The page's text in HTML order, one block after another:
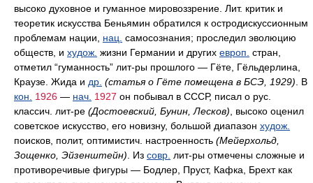
высоко духовное и гуманное мировоззрение. Лит. критик и
теоретик искусства Беньямин обратился к остродискуссионным
проблемам нации, нац. самосознания; проследил эволюцию
обществ, и худож. жизни Германии и других европ. стран,
отметил “гуманность” лит-ры прошлого — Гёте, Гёльдерлина,
Краузе. Жида и др. (статья о Гёте помещена в БСЭ, 1929) . В
кон.
1926 — нач. 1927 он побывал в СССР, писал о рус.
классич. лит-ре (Достоевский, Бунин, Лесков) , высоко оценил
советское искусство, его новизну, большой диапазон худож.
поисков, полит, оптимистич. настроенность (Мейерхольд,
Зощенко, Эйзенштейн) . Из совр. лит-ры отмечены сложные и
противоречивые фигуры — Бодлер, Пруст, Кафка, Брехт как